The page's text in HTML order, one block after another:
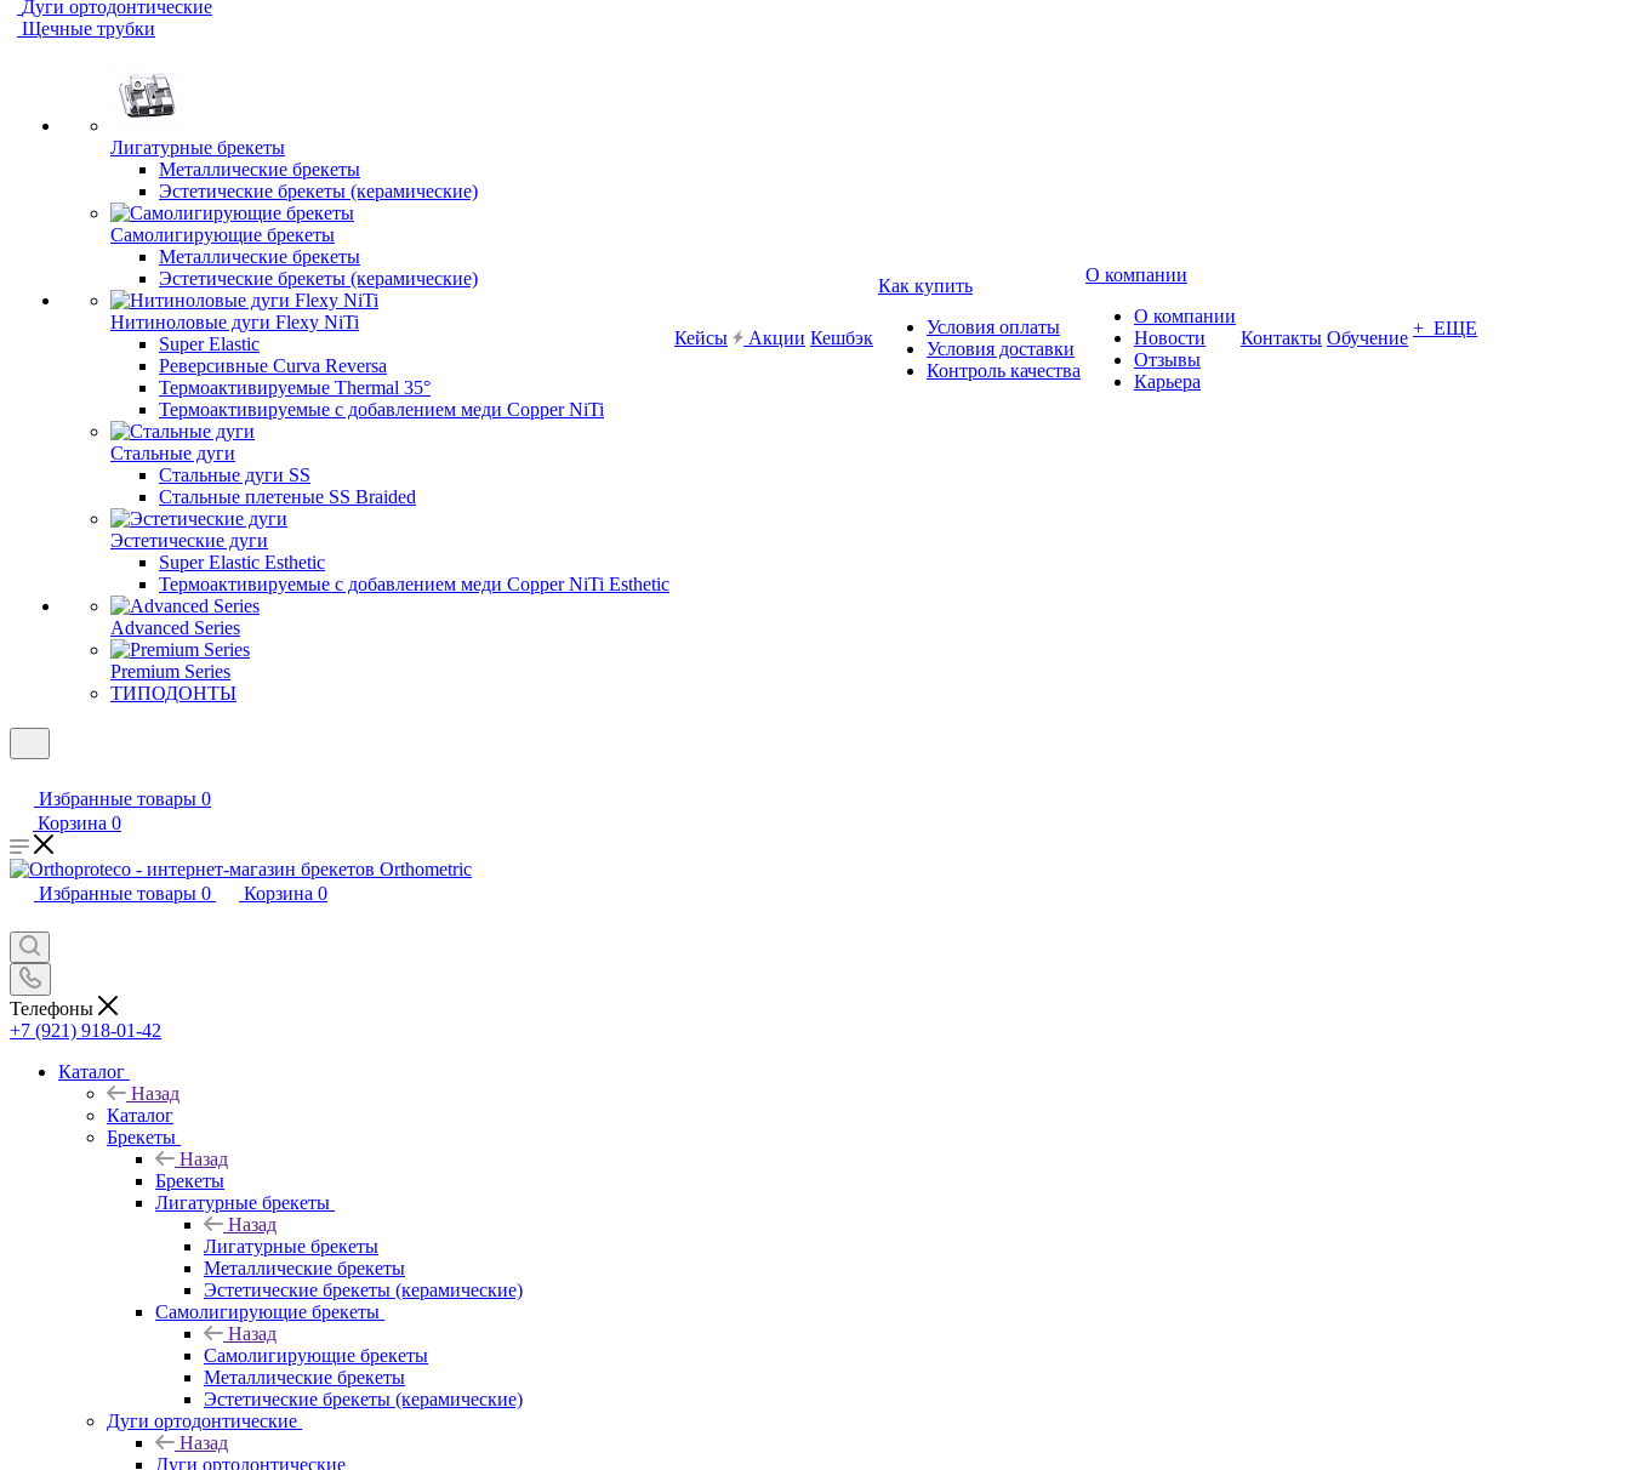
Дуги ортодонтические
Щечные трубки
Лигатурные брекеты
Металлические брекеты
Эстетические брекеты (керамические)
Самолигирующие брекеты
Металлические брекеты
Эстетические брекеты (керамические)
Нитиноловые дуги Flexy NiTi
Super Elastic
Реверсивные Curva Reversa
Термоактивируемые Thermal 35°
Термоактивируемые с добавлением меди Copper NiTi
Стальные дуги
Стальные дуги SS
Стальные плетеные SS Braided
Эстетические дуги
Super Elastic Esthetic
Термоактивируемые с добавлением меди Copper NiTi Esthetic
Advanced Series
Premium Series
ТИПОДОНТЫ
Кейсы Акции Кешбэк
Как купить
Условия оплаты
Условия доставки
Контроль качества
О компании
О компании
Новости
Отзывы
Карьера
Контакты Обучение + ЕЩЕ
Избранные товары 0
Корзина 0
Избранные товары 0 Корзина 0
Телефоны
+7 (921) 918-01-42
Каталог
Назад
Каталог
Брекеты
Назад
Брекеты
Лигатурные брекеты
Назад
Лигатурные брекеты
Металлические брекеты
Эстетические брекеты (керамические)
Самолигирующие брекеты
Назад
Самолигирующие брекеты
Металлические брекеты
Эстетические брекеты (керамические)
Дуги ортодонтические
Назад
Дуги ортодонтические